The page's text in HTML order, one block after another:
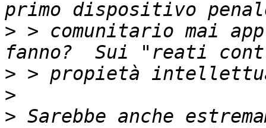
> > comunitario mai
>
>
> Sarebbe anche